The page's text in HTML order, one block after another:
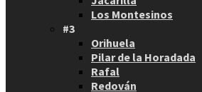
Los Montesinos
#3
Orihuela
Pilar de la Horadada
Rafal
Redován